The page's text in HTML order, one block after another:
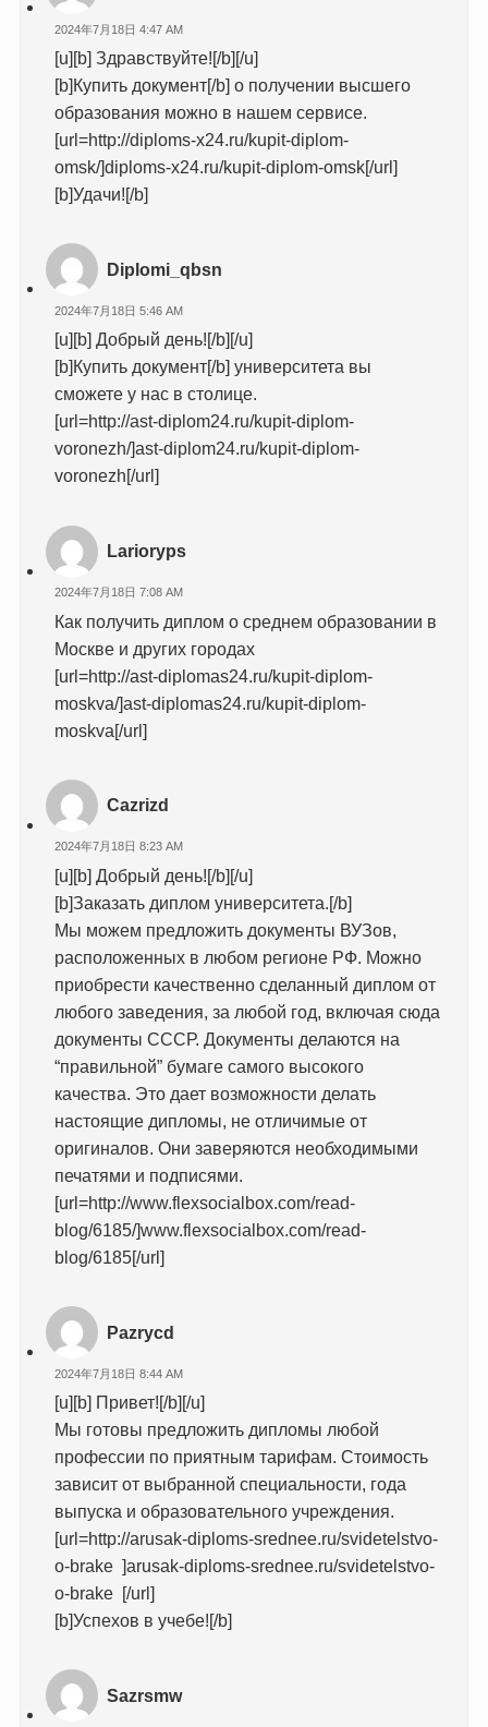
2024年7月18日 4:47 AM
[u][b] Здравствуйте![/b][/u]
[b]Купить документ[/b] о получении высшего
образования можно в нашем сервисе.
[url=http://diploms-x24.ru/kupit-diplom-
omsk/]diploms-x24.ru/kupit-diplom-omsk[/url]
[b]Удачи![/b]
Diplomi_qbsn
2024年7月18日 5:46 AM
[u][b] Добрый день![/b][/u]
[b]Купить документ[/b] университета вы
сможете у нас в столице.
[url=http://ast-diplom24.ru/kupit-diplom-
voronezh/]ast-diplom24.ru/kupit-diplom-
voronezh[/url]
Larioryps
2024年7月18日 7:08 AM
Как получить диплом о среднем образовании в
Москве и других городах
[url=http://ast-diplomas24.ru/kupit-diplom-
moskva/]ast-diplomas24.ru/kupit-diplom-
moskva[/url]
Cazrizd
2024年7月18日 8:23 AM
[u][b] Добрый день![/b][/u]
[b]Заказать диплом университета.[/b]
Мы можем предложить документы ВУЗов,
расположенных в любом регионе РФ. Можно
приобрести качественно сделанный диплом от
любого заведения, за любой год, включая сюда
документы СССР. Документы делаются на
“правильной” бумаге самого высокого
качества. Это дает возможности делать
настоящие дипломы, не отличимые от
оригиналов. Они заверяются необходимыми
печатями и подписями.
[url=http://www.flexsocialbox.com/read-
blog/6185/]www.flexsocialbox.com/read-
blog/6185[/url]
Pazrycd
2024年7月18日 8:44 AM
[u][b] Привет![/b][/u]
Мы готовы предложить дипломы любой
профессии по приятным тарифам. Стоимость
зависит от выбранной специальности, года
выпуска и образовательного учреждения.
[url=http://arusak-diploms-srednee.ru/svidetelstvo-
o-brake ]arusak-diploms-srednee.ru/svidetelstvo-
o-brake [/url]
[b]Успехов в учебе![/b]
Sazrsmw